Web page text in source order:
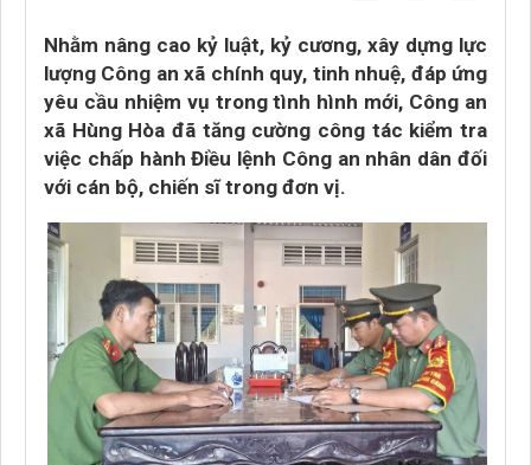
Nhằm nâng cao kỷ luật, kỷ cương, xây dựng lực
lượng Công an xã chính quy, tinh nhuệ, đáp ứng
yêu cầu nhiệm vụ trong tình hình mới, Công an
xã Hùng Hòa đã tăng cường công tác kiểm tra
việc chấp hành Điều lệnh Công an nhân dân đối
với cán bộ, chiến sĩ trong đơn vị.